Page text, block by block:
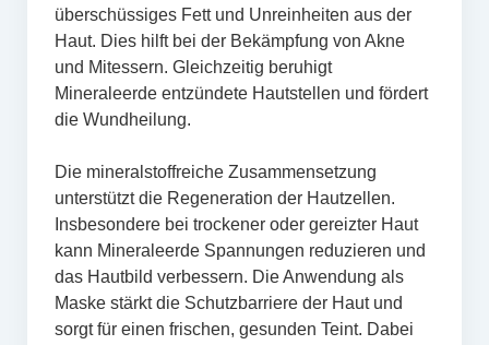
überschüssiges Fett und Unreinheiten aus der
Haut. Dies hilft bei der Bekämpfung von Akne
und Mitessern. Gleichzeitig beruhigt
Mineraleerde entzündete Hautstellen und fördert
die Wundheilung.
Die mineralstoffreiche Zusammensetzung
unterstützt die Regeneration der Hautzellen.
Insbesondere bei trockener oder gereizter Haut
kann Mineraleerde Spannungen reduzieren und
das Hautbild verbessern. Die Anwendung als
Maske stärkt die Schutzbarriere der Haut und
sorgt für einen frischen, gesunden Teint. Dabei